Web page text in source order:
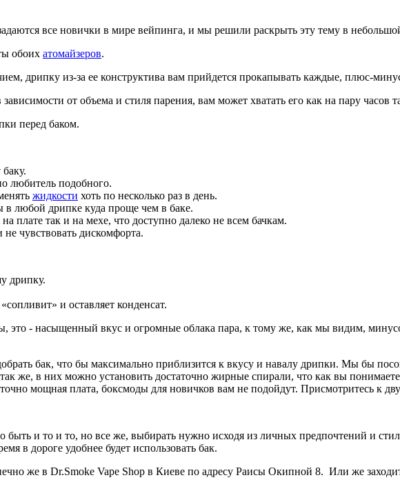
все новички в мире вейпинга, и мы решили раскрыть эту тему в
обоих атомайзеров.
дрипку из-за ее конструктива вам прийдется прокапывать каждые, плюс-
от объема и стиля парения, вам может хватать его как на пару часов
перед баком.
любитель подобного.
жидкости хоть по несколько раз в день.
в любой дрипке куда проще чем в баке.
плате так и на мехе, что доступно далеко не всем бачкам.
чувствовать дискомфорта.
дрипку.
и оставляет конденсат.
это - насыщенный вкус и огромные облака пара, к тому же, как мы видим,
бак, что бы максимально приблизится к вкусу и навалу дрипки. Мы бы
же, в них можно установить достаточно жирные спирали, что как вы
мощная плата, боксмоды для новичков вам не подойдут. Присмотритесь к
и то и то, но все же, выбирать нужно исходя из личных предпочтений и
в дороге удобнее будет использовать бак.
же в Dr.Smoke Vape Shop в Киеве по адресу Раисы Окипной 8. Или же